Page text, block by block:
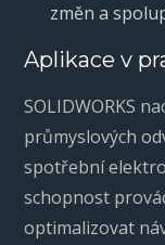
změn a
Aplikace v
SOLIDWORKS
průmyslových
spotřební
schopnost
optimalizovat